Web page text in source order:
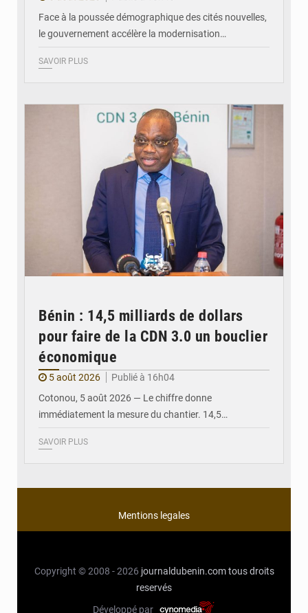
Face à la poussée démographique des cités nouvelles,
le gouvernement accélère la modernisation…
SAVOIR PLUS
© Ministère du Cadre de Vie et des Transports, chargé du Développement
Bénin : 14,5 milliards de dollars
pour faire de la CDN 3.0 un bouclier
économique
5 août 2026
Publié à 16h04
Cotonou, 5 août 2026 — Le chiffre donne
immédiatement la mesure du chantier. 14,5…
SAVOIR PLUS
Mentions legales
Copyright © 2008 - 2026 journaldubenin.com tous droits
reservés
Développé par